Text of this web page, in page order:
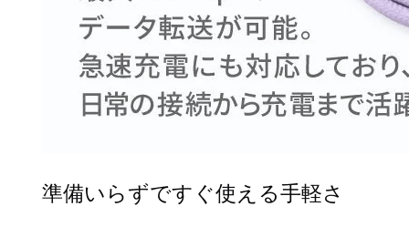
準備いらずですぐ使える手軽さ